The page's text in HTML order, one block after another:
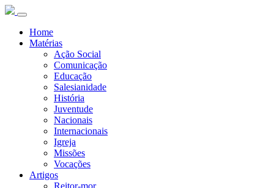
Home
Matérias
Ação Social
Comunicação
Educação
Salesianidade
História
Juventude
Nacionais
Internacionais
Igreja
Missões
Vocações
Artigos
Reitor-mor